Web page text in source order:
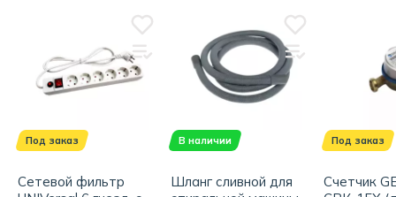
Под заказ
Сетевой фильтр
В наличии
Шланг сливной для
Под заказ
Счетчик